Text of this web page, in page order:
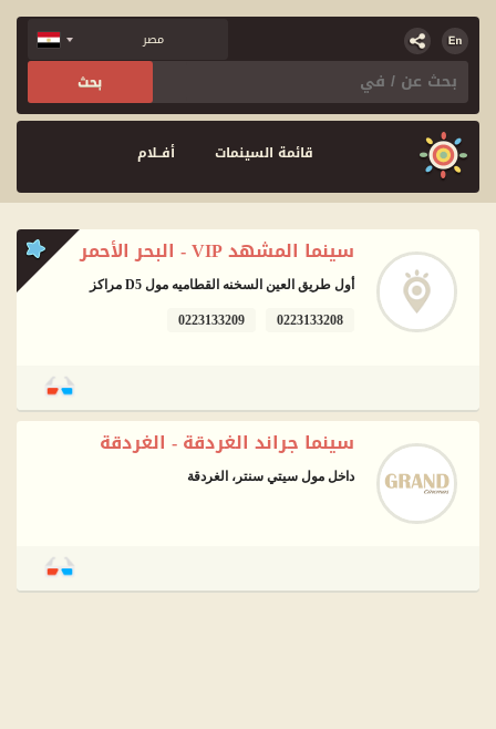
قائمة السينمات أفــلام
سينما المشهد VIP - البحر الأحمر
أول طريق العين السخنه القطاميه مول D5 مراكز
0223133208
0223133209
سينما جراند الغردقة - الغردقة
داخل مول سيتي سنتر، الغردقة